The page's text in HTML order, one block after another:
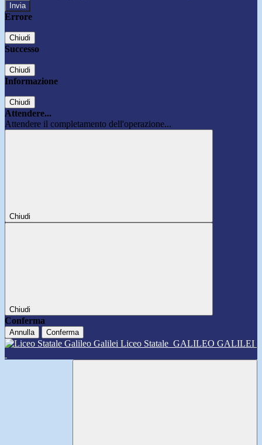
Errore
Chiudi
Successo
Chiudi
Informazione
Chiudi
Attendere...
Attendere il completamento dell'operazione...
Chiudi
Chiudi
Conferma
Annulla Conferma
Liceo Statale GALILEO GALILEI